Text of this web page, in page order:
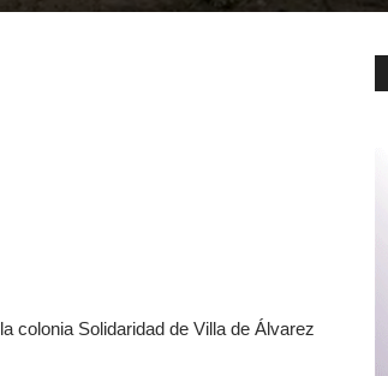
colonia Solidaridad de Villa de Álvarez